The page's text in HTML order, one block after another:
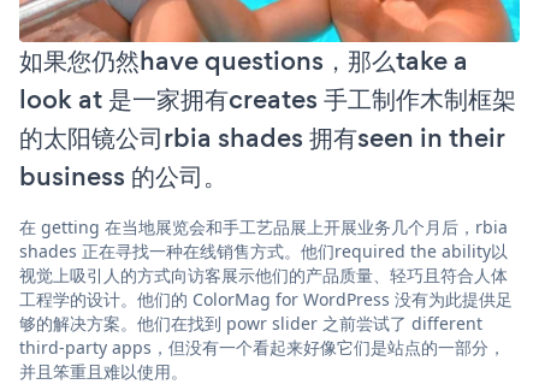
如果您仍然have questions，那么take a
look at 是一家拥有creates 手工制作木制框架
的太阳镜公司rbia shades 拥有seen in their
business 的公司。
在 getting 在当地展览会和手工艺品展上开展业务几个月后，rbia
shades 正在寻找一种在线销售方式。他们required the ability以
视觉上吸引人的方式向访客展示他们的产品质量、轻巧且符合人体
工程学的设计。他们的 ColorMag for WordPress 没有为此提供足
够的解决方案。他们在找到 powr slider 之前尝试了 different
third-party apps，但没有一个看起来好像它们是站点的一部分，
并且笨重且难以使用。